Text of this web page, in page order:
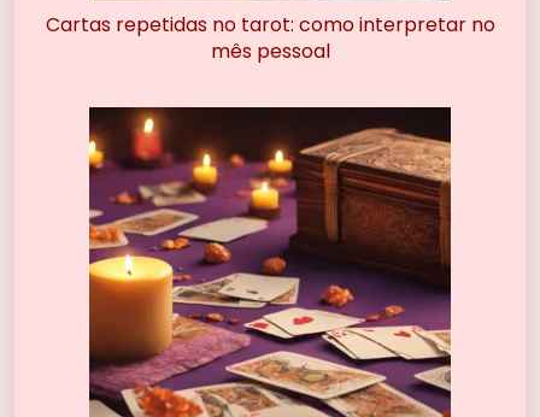
Cartas repetidas no tarot: como interpretar no
mês pessoal